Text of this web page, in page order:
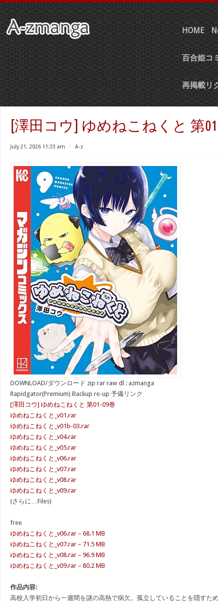
HOME
百合姫コ
再掲載リ
[澤田コウ] ゆめねこねくと 第
July 21, 2026 11:33 am ⋅ A-z
DOWNLOAD/ダウンロード zip rar raw dl : azmanga
Rapidgator(Premium) Backup re-up 予備リンク
[澤田コウ] ゆめねこねくと 第01-09巻
ゆめねこねくと_v01.rar
ゆめねこねくと_v01b-03.rar
ゆめねこねくと_v04.rar
ゆめねこねくと_v05.rar
ゆめねこねくと_v06.rar
ゆめねこねくと_v07.rar
ゆめねこねくと_v08.rar
ゆめねこねくと_v09.rar
(さらに…Files)
free
ゆめねこねくと_v06.rar – 68.1 MB
ゆめねこねくと_v07.rar – 71.5 MB
ゆめねこねくと_v08.rar – 96.9 MB
ゆめねこねくと_v09.rar – 80.2 MB
作品内容:
高校入学初日から一週間を謎の高熱で病欠。孤立していることを隠すた